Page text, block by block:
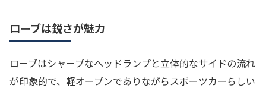
ローブは鋭さが魅力
ローブはシャープなヘッドランプと立体的なサイドの流れ
が印象的で、軽オープンでありながらスポーツカーらしい